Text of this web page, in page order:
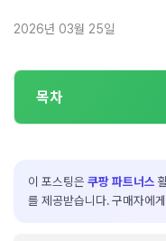
2026년 03월 25일
목차
이 포스팅은 쿠팡 파트너스
를 제공받습니다. 구매자에